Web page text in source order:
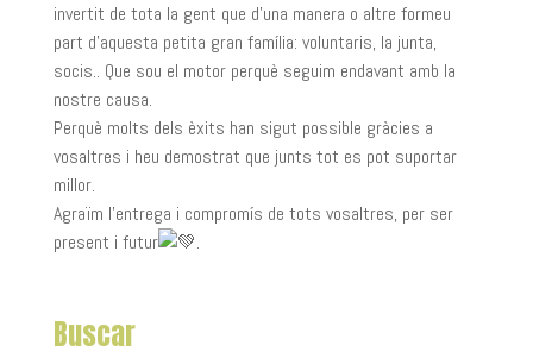
invertit de tota la gent que d’una manera o altre formeu
part d’aquesta petita gran família: voluntaris, la junta,
socis.. Que sou el motor perquè seguim endavant amb la
nostre causa.
Perquè molts dels èxits han sigut possible gràcies a
vosaltres i heu demostrat que junts tot es pot suportar
millor.
Agraïm l’entrega i compromís de tots vosaltres, per ser
present i futur
.
Buscar